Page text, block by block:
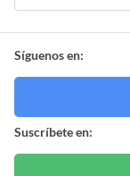
Síguenos en:
Suscríbete en: